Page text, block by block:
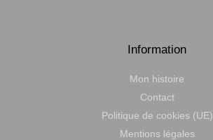
Information
Mon histoire
Contact
Politique de cookies (UE)
Mentions légales